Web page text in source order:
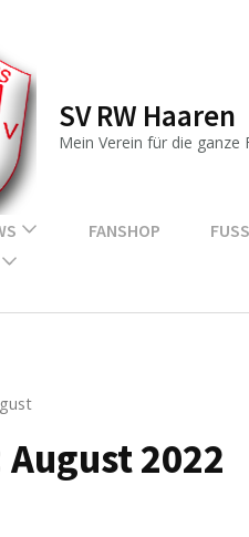
SV RW Haaren
Mein Verein für die ganze
FANSHOP
August 2022